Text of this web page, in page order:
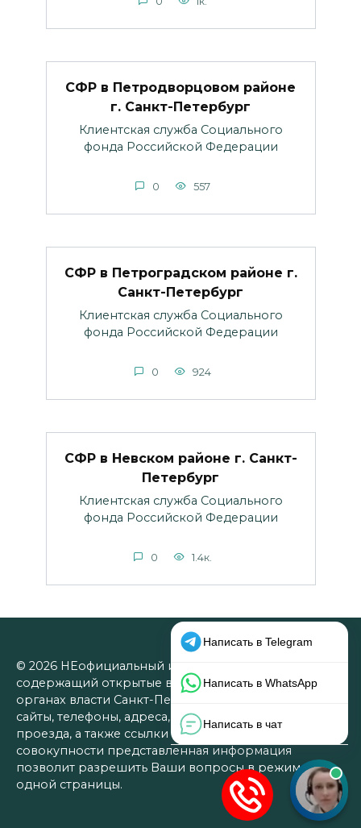
СФР в Петродворцовом районе
г. Санкт-Петербург
Клиентская служба Социального
фонда Российской Федерации
0 557
СФР в Петроградском районе г.
Санкт-Петербург
Клиентская служба Социального
фонда Российской Федерации
0 924
СФР в Невском районе г. Санкт-
Петербург
Клиентская служба Социального
фонда Российской Федерации
0 1.4к.
© 2026 НЕофициальный информационный сайт,
содержащий открытые выверенные данные об
органах власти Санкт-Петербурга: официальные
сайты, телефоны, адреса, графики работы, схемы
проезда, а также ссылки на юридические фирмы. В
совокупности представленная информация
позволит разрешить Ваши вопросы в режиме
одной страницы.